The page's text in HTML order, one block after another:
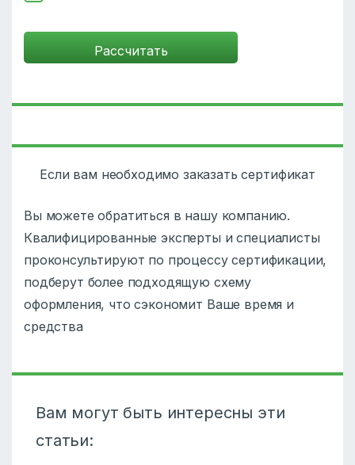
Если вам необходимо заказать сертификат
Вы можете обратиться в нашу компанию.
Квалифицированные эксперты и специалисты
проконсультируют по процессу сертификации,
подберут более подходящую схему
оформления, что сэкономит Ваше время и
средства
Вам могут быть интересны эти
статьи: